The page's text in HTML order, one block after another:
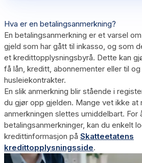
Hva er en betalingsanmerkning?
En betalingsanmerkning er et varsel
gjeld som har gått til inkasso, og som
et kredittopplysningsbyrå. Dette kan
få lån, kreditt, abonnementer eller til og
husleiekontrakter.
En slik anmerkning blir stående i
du gjør opp gjelden. Mange vet ikke at
anmerkningen slettes umiddelbart. For
betalingsanmerkninger, kan du enkelt
kredittinformasjon på Skatteetatens
kredittopplysningsside.